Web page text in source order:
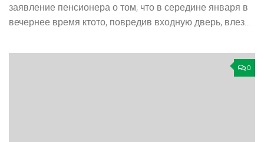
заявление пенсионера о том, что в середине января в
вечернее время кто­то, повредив входную дверь, влез...
0